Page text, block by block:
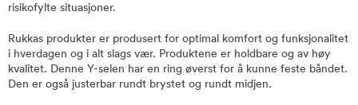
risikofylte situasjoner.
Rukkas produkter er produsert for optimal komfort og funksjonalitet
i hverdagen og i alt slags vær. Produktene er holdbare og av høy
kvalitet. Denne Y-selen har en ring øverst for å kunne feste båndet.
Den er også justerbar rundt brystet og rundt midjen.